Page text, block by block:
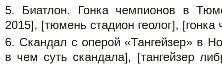
Биатлон. Гонка чемпионов в
2015], [тюмень стадион геолог], [гонка
Скандал с оперой «Тангейзер» в
в чем суть скандала], [тангейзер